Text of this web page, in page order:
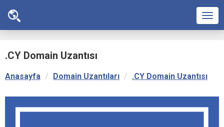
.CY Domain Uzantısı
Anasayfa Domain Uzantıları .CY Domain Uzantısı